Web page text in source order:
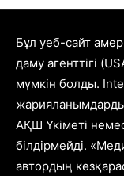
Бұл уеб-сайт
даму агенттігі
мүмкін болды.
АҚШ Үкіметі
білдірмейді.
автордың